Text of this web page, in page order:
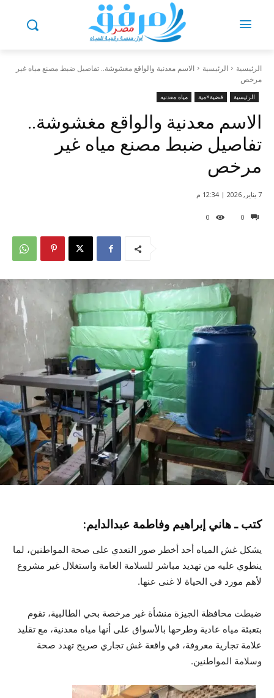
الرئيسية الرئيسية
الاسم معدنية والواقع مغشوشة.. تفاصيل ضبط مصنع مياه غير
مرخص
الرئيسية قضية×مية مياه معدنيه
الاسم معدنية والواقع مغشوشة..
تفاصيل ضبط مصنع مياه غير
مرخص
0
0
7 يناير, 2026 | 12:34 م
كتب ـ هاني إبراهيم وفاطمة عبدالدايم:
يشكل غش المياه أحد أخطر صور التعدي على صحة المواطنين، لما
ينطوي عليه من تهديد مباشر للسلامة العامة واستغلال غير مشروع
لأهم مورد في الحياة لا غنى عنها.
ضبطت محافظة الجيزة منشأة غير مرخصة بحي الطالبية، تقوم
بتعبئة مياه عادية وطرحها بالأسواق على أنها مياه معدنية، مع تقليد
علامة تجارية معروفة، في واقعة غش تجاري صريح تهدد صحة
وسلامة المواطنين.